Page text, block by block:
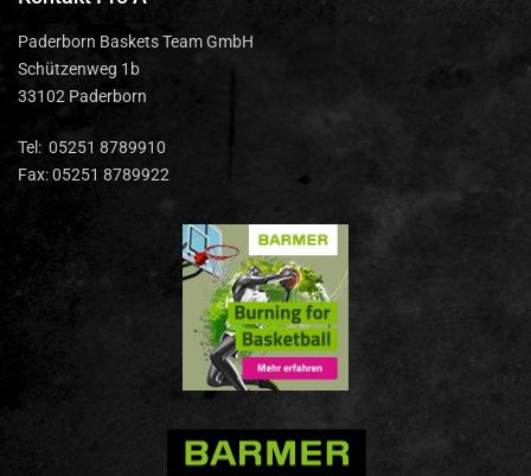
Paderborn Baskets Team GmbH
Schützenweg 1b
33102 Paderborn
Tel: 05251 8789910
Fax: 05251 8789922